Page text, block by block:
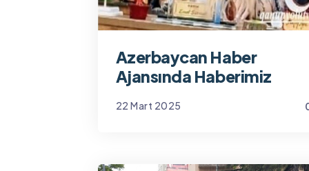
Azerbaycan Haber
Ajansında Haberimiz
22 Mart 2025